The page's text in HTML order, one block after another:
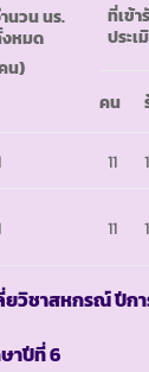
นวน นร.
หมด
น)
ที่เข้า
ประเ
คน
11
11
กรณ์ ปีการศึ
าปีที่ 6